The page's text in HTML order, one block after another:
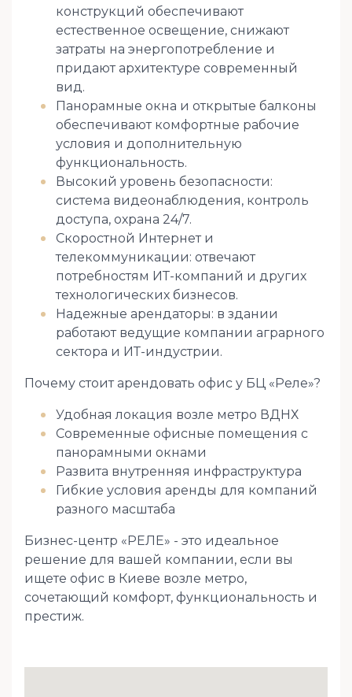
конструкций обеспечивают
естественное освещение, снижают
затраты на энергопотребление и
придают архитектуре современный
вид.
Панорамные окна и открытые балконы
обеспечивают комфортные рабочие
условия и дополнительную
функциональность.
Высокий уровень безопасности:
система видеонаблюдения, контроль
доступа, охрана 24/7.
Скоростной Интернет и
телекоммуникации: отвечают
потребностям ИТ-компаний и других
технологических бизнесов.
Надежные арендаторы: в здании
работают ведущие компании аграрного
сектора и ИТ-индустрии.
Почему стоит арендовать офис у БЦ «Реле»?
Удобная локация возле метро ВДНХ
Современные офисные помещения с
панорамными окнами
Развита внутренняя инфраструктура
Гибкие условия аренды для компаний
разного масштаба
Бизнес-центр «РЕЛЕ» - это идеальное
решение для вашей компании, если вы
ищете офис в Киеве возле метро, ​​
сочетающий комфорт, функциональность и
престиж.